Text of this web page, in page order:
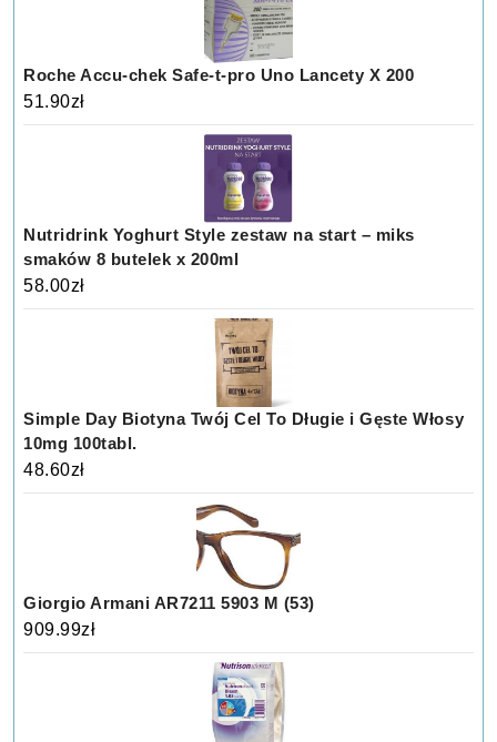
Roche Accu-chek Safe-t-pro Uno Lancety X 200
51.90zł
Nutridrink Yoghurt Style zestaw na start – miks
smaków 8 butelek x 200ml
58.00zł
Simple Day Biotyna Twój Cel To Długie i Gęste Włosy
10mg 100tabl.
48.60zł
Giorgio Armani AR7211 5903 M (53)
909.99zł